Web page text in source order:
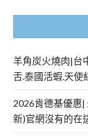
羊角炭火燒肉|台
舌.泰國活蝦.天使
2026肯德基優惠|
新)官網沒有的在